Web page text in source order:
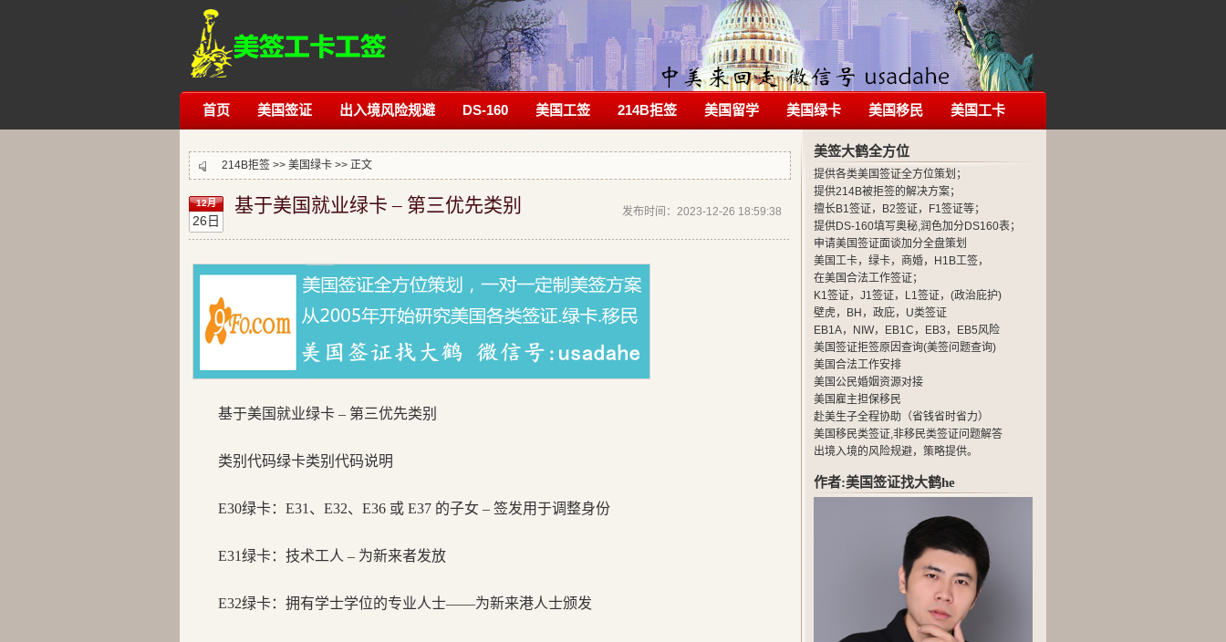
首页 美国签证 出入境风险规避 DS-160 美国工签 214B拒签 美国留学 美国绿卡 美国移民 美国工卡
214B拒签 >> 美国绿卡 >> 正文
12月
26日
发布时间：2023-12-26 18:59:38
基于美国就业绿卡 – 第三优先类别
基于美国就业绿卡 – 第三优先类别
类别代码绿卡类别代码说明
E30绿卡： E31、E32、E36 或 E37 的子女 – 签发用于调整身份
E31绿卡： 技术工人 – 为新来者发放
E32绿卡： 拥有学士学位的专业人士——为新来港人士颁发
美签大鹤全方位
提供各类美国签证全方位策划；
提供214B被拒签的解决方案；
擅长B1签证，B2签证，F1签证等；
提供DS-160填写奥秘,润色加分DS160表；
申请美国签证面谈加分全盘策划
美国工卡，绿卡，商婚，H1B工签，
在美国合法工作签证；
K1签证，J1签证，L1签证，(政治庇护)
壁虎，BH，政庇，U类签证
EB1A，NIW，EB1C，EB3，EB5风险
美国签证拒签原因查询(美签问题查询)
美国合法工作安排
美国公民婚姻资源对接
美国雇主担保移民
赴美生子全程协助（省钱省时省力）
美国移民类签证,非移民类签证问题解答
出境入境的风险规避，策略提供。
作者:美国签证找大鹤he